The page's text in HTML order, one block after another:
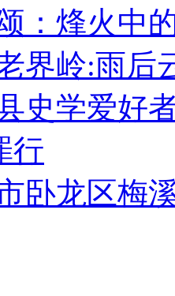
：烽火中
界岭:雨后
史学爱好
行
卧龙区梅